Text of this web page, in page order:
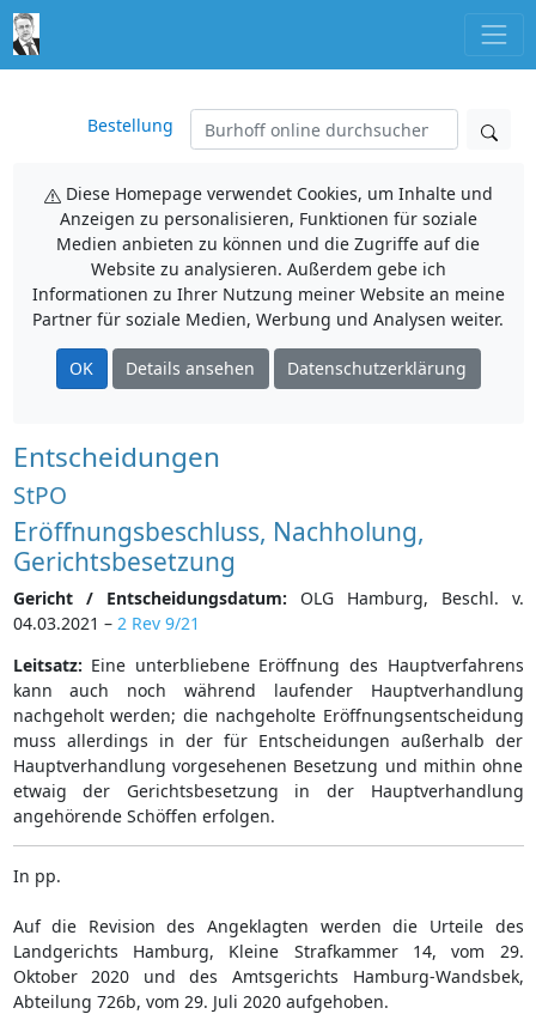
Bestellung
Diese Homepage verwendet Cookies, um Inhalte und
Anzeigen zu personalisieren, Funktionen für soziale
Medien anbieten zu können und die Zugriffe auf die
Website zu analysieren. Außerdem gebe ich
Informationen zu Ihrer Nutzung meiner Website an meine
Partner für soziale Medien, Werbung und Analysen weiter.
OK Details ansehen Datenschutzerklärung
Entscheidungen
StPO
Eröffnungsbeschluss, Nachholung,
Gerichtsbesetzung
Gericht / Entscheidungsdatum: OLG Hamburg, Beschl. v.
04.03.2021 – 2 Rev 9/21
Leitsatz: Eine unterbliebene Eröffnung des Hauptverfahrens
kann auch noch während laufender Hauptverhandlung
nachgeholt werden; die nachgeholte Eröffnungsentscheidung
muss allerdings in der für Entscheidungen außerhalb der
Hauptverhandlung vorgesehenen Besetzung und mithin ohne
etwaig der Gerichtsbesetzung in der Hauptverhandlung
angehörende Schöffen erfolgen.
In pp.
Auf die Revision des Angeklagten werden die Urteile des
Landgerichts Hamburg, Kleine Strafkammer 14, vom 29.
Oktober 2020 und des Amtsgerichts Hamburg-Wandsbek,
Abteilung 726b, vom 29. Juli 2020 aufgehoben.